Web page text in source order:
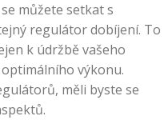
můžete setkat s
regulátor dobíjení. To
k údržbě vašeho
výkonu.
měli byste se